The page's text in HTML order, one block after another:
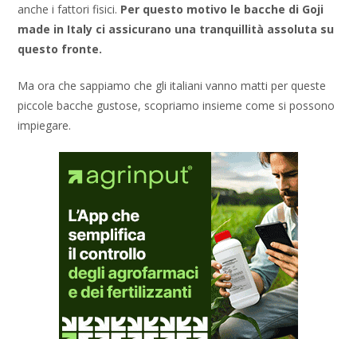
anche i fattori fisici. Per questo motivo le bacche di Goji
made in Italy ci assicurano una tranquillità assoluta su
questo fronte.
Ma ora che sappiamo che gli italiani vanno matti per queste
piccole bacche gustose, scopriamo insieme come si possono
impiegare.